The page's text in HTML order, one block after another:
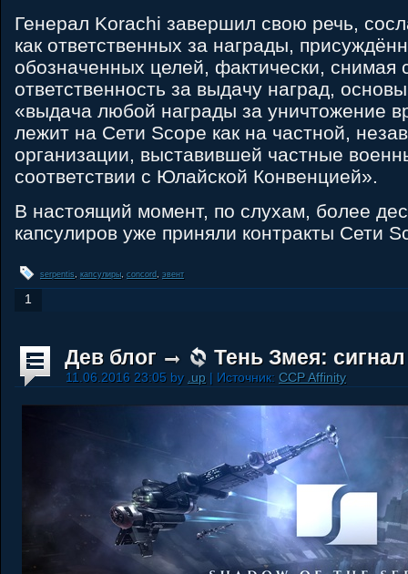
Генерал Korachi завершил свою речь,
как ответственных за награды,
обозначенных целей, фактически, снимая
ответственность за выдачу наград,
«выдача любой награды за уничтожение
лежит на Сети Scope как на частной,
организации, выставившей частные
соответствии с Юлайской Конвенцией».
В настоящий момент, по слухам, более
капсулиров уже приняли контракты Сети
serpentis капсулиры, concord эвент
1
Дев блог Тень Змея:
11.06.2016 23:05 by .up | Источник: CCP Affinity